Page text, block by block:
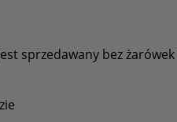
sprzedawany bez żarówek